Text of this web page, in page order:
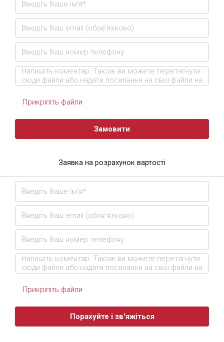
Прикріпіть файли
Замовити
Заявка на розрахунок вартості
Прикріпіть файли
Порахуйте і зв'яжіться